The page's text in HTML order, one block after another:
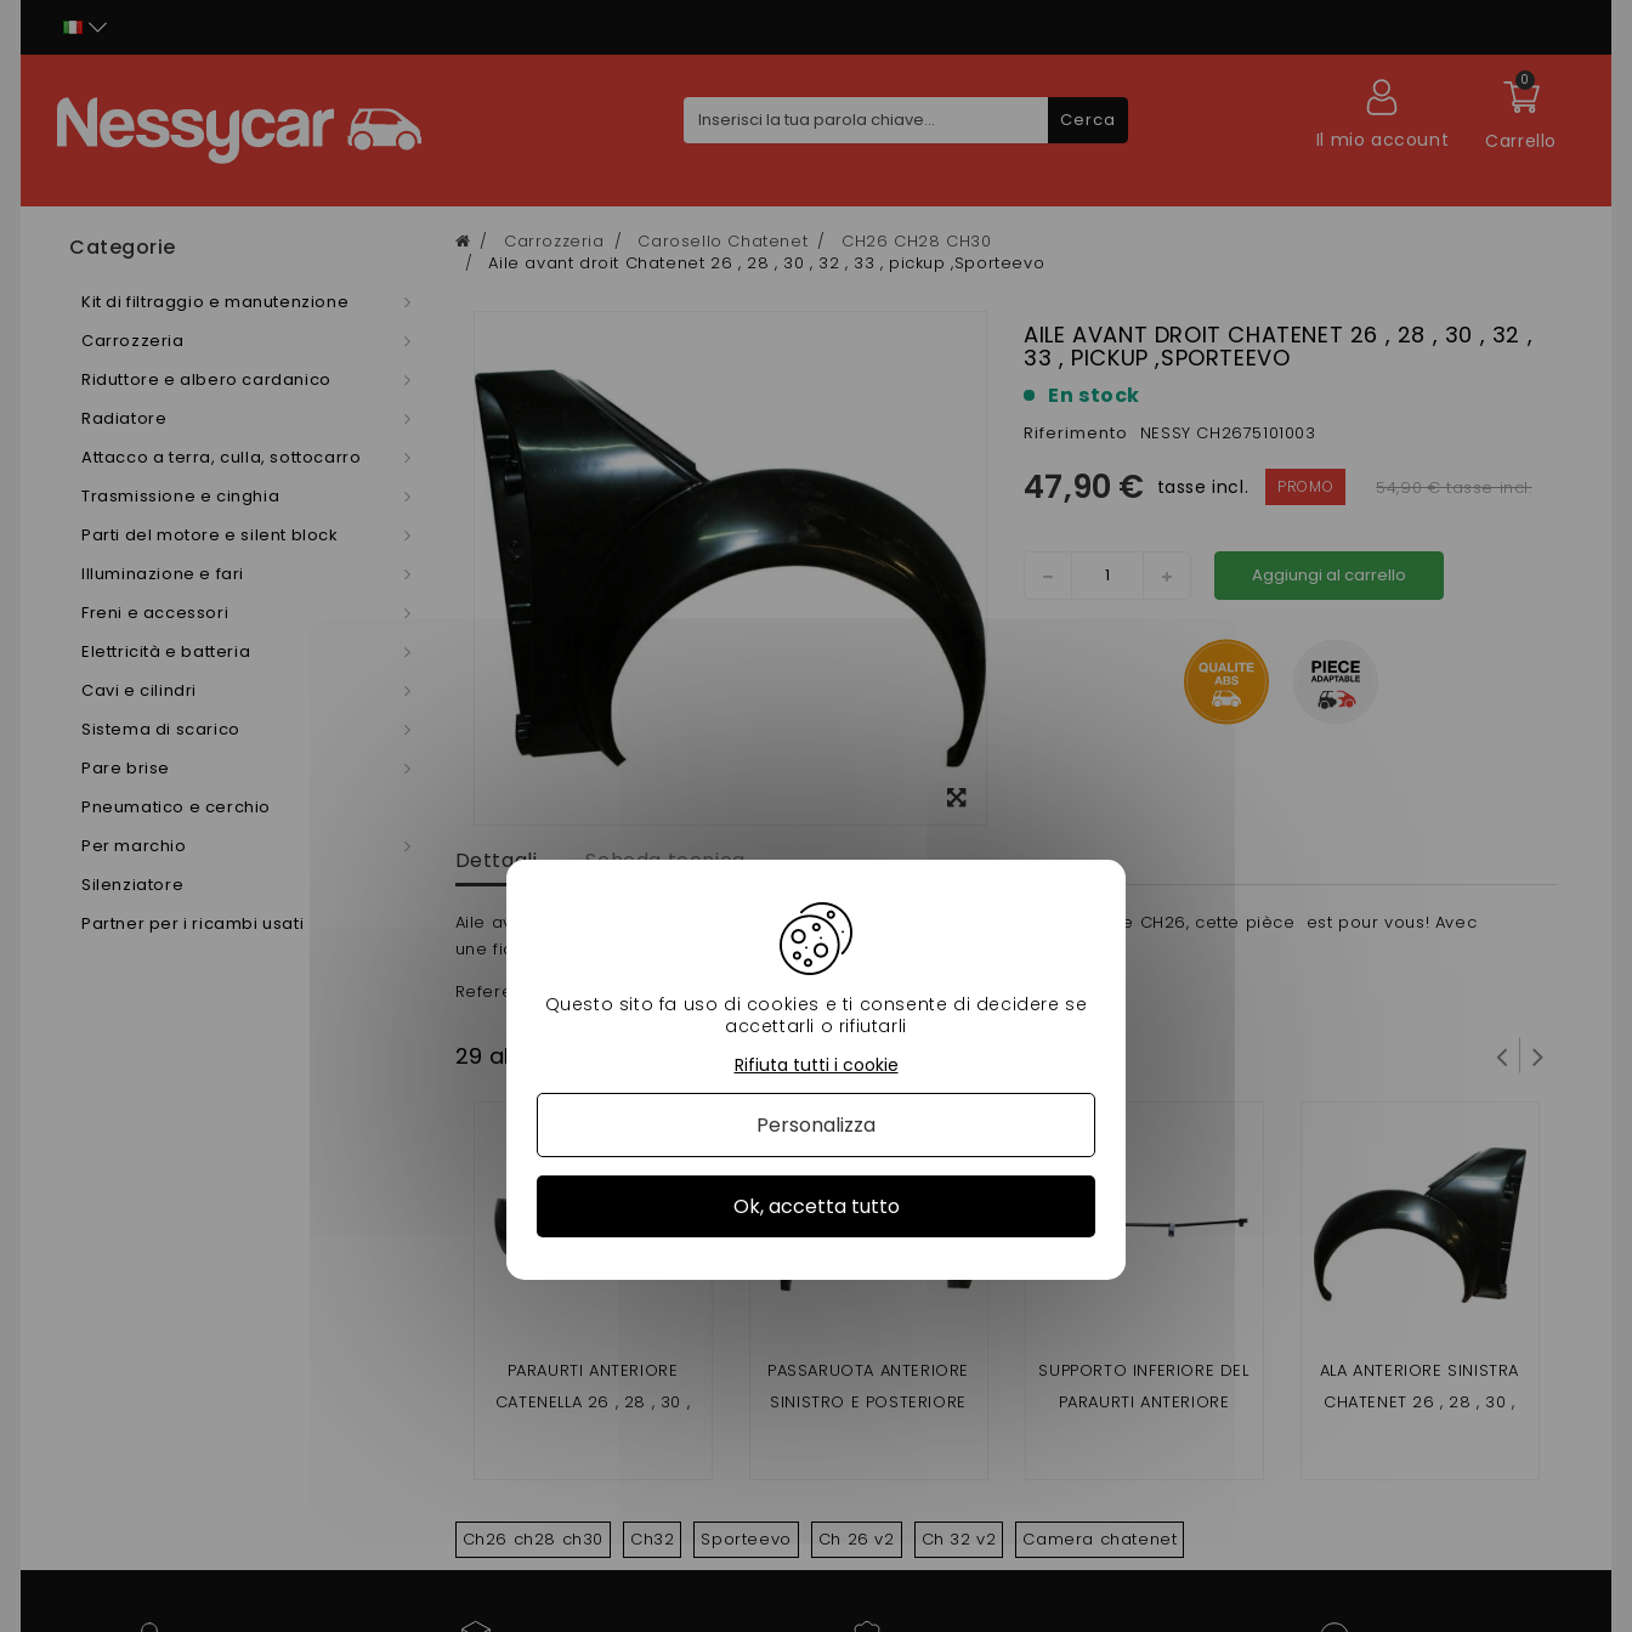
Carrello
0
Il mio account
Cerca
Categorie
Kit di filtraggio e manutenzione
Carrozzeria
Riduttore e albero cardanico
Radiatore
Attacco a terra, culla, sottocarro
Trasmissione e cinghia
Parti del motore e silent block
Illuminazione e fari
Freni e accessori
Elettricità e batteria
Cavi e cilindri
Sistema di scarico
Pare brise
Pneumatico e cerchio
Per marchio
Silenziatore
Partner per i ricambi usati
Carrozzeria Carosello Chatenet
CH26 CH28 CH30
Aile avant droit Chatenet 26 , 28 , 30 , 32 , 33 , pickup ,Sporteevo
AILE AVANT DROIT CHATENET 26 , 28 , 30 , 32 ,
33 , PICKUP ,SPORTEEVO
En stock
Riferimento NESSY CH2675101003
47,90 € tasse incl. 54,90 € tasse incl.
Aggiungi al carrello
Dettagli Scheda tecnica
Aile avant droit chatenet 26 ,30,32 alors si vous remplacez votre aile avant de CH26, cette pièce est pour vous! Avec
une fiabilité et à bon un prix discount chez nessycar !
Reference d'origine : 0217304
29 altri prodotti della stessa categoria:
PARAURTI ANTERIORE
CATENELLA 26 , 28 , 30 ,
PASSARUOTA ANTERIORE
SINISTRO E POSTERIORE
SUPPORTO INFERIORE DEL
PARAURTI ANTERIORE
ALA ANTERIORE SINISTRA
CHATENET 26 , 28 , 30 ,
Ch26 ch28 ch30 Ch32 Sporteevo Ch 26 v2 Ch 32 v2 Camera chatenet
Questo sito fa uso di cookies e ti consente di decidere se
accettarli o rifiutarli
Ok, accetta tutto
Rifiuta tutti i cookie
Personalizza